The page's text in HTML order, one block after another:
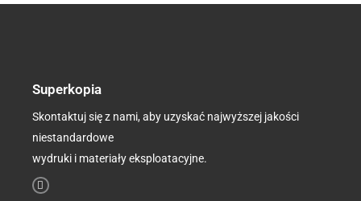
Superkopia
Skontaktuj się z nami, aby uzyskać najwyższej jakości
niestandardowe
wydruki i materiały eksploatacyjne.
F
a